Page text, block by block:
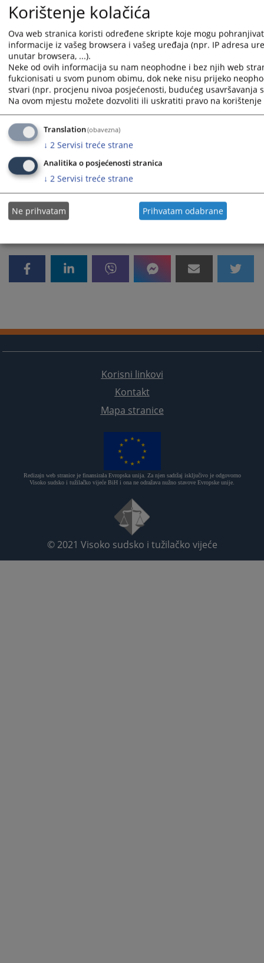
a)Sedin Idrizović,
Sanela Gorušanović-Butigan,
c)Aleksandra Obradović,
d)Velimir Ninković,
e)
Izo Tankić,
f) Obren Bužanin.
Podršku u radu ovoj stalnoj komisiji pružaju Odjel za unapređenje
efikasnosti i kvaliteta rada u sudovima i Odjel za sudsku analitiku i
izvještavanje.
Prikazana vijest je na
Vijest dostupna još na: Hrvatski jezik
Korisni linkovi
Kontakt
Mapa stranice
Redizajn web stranice je finansirala Evropska unija. Za njen sadržaj isključivo je odgovorno
Visoko sudsko i tužilačko vijeće BiH i ona ne odražava nužno stavove Evropske unije.
© 2021 Visoko sudsko i tužilačko vijeće
Korištenje kolačića
Ova web stranica koristi određene skripte koje mogu
informacije iz vašeg browsera i vašeg uređaja (npr. IP adresa
unutar browsera, ...).
Neke od ovih informacija su nam neophodne i bez njih web
fukcionisati u svom punom obimu, dok neke nisu prijeko
stvari (npr. procjenu nivoa posjećenosti, budućeg usavršavanja
Na ovom mjestu možete dozvoliti ili uskratiti pravo na
Translation(obavezna)
↓ 2 Servisi treće strane
Analitika o posjećenosti stranica
↓ 2 Servisi treće strane
Ne prihvatam Prihvatam odabrane